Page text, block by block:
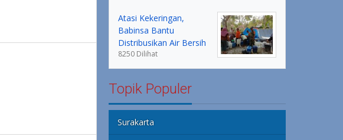
Atasi Kekeringan,
Babinsa Bantu
Distribusikan Air Bersih
8250 Dilihat
Topik Populer
Surakarta